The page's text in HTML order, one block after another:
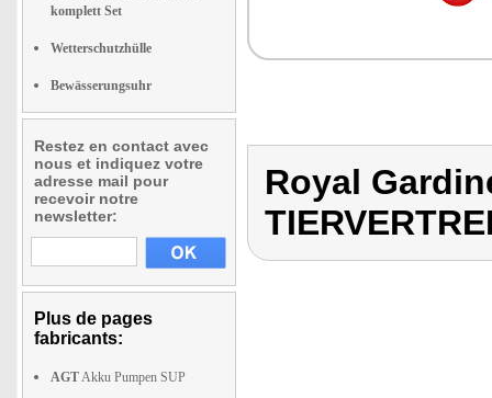
komplett Set
Wetterschutzhülle
Bewässerungsuhr
Restez en contact avec
nous et indiquez votre
adresse mail pour
recevoir notre
newsletter:
Plus de pages
fabricants:
AGTAkku Pumpen SUP
Royal